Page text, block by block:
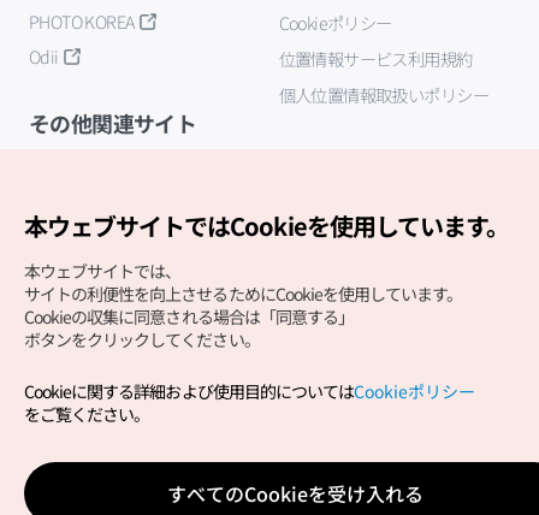
PHOTO KOREA
Odii
Cookieポリシー
位置情報サービス利用規約
個人位置情報取扱いポリシー
その他関連サイト
Copyright (c) Korea Tourism Organization All Rights
サイトエラー報告公式メール
japanese@knto.or.kr
本ウェブサイトではCookieを使用しています。
本ウェブサイトでは、
サイトの利便性を向上させるためにCookieを使用しています。
Cookieの収集に同意される場合は「同意する」
ボタンをクリックしてください。
Cookieに関する詳細および使用目的についてはCookieポリシー
をご覧ください。
すべてのCookieを受け入れる